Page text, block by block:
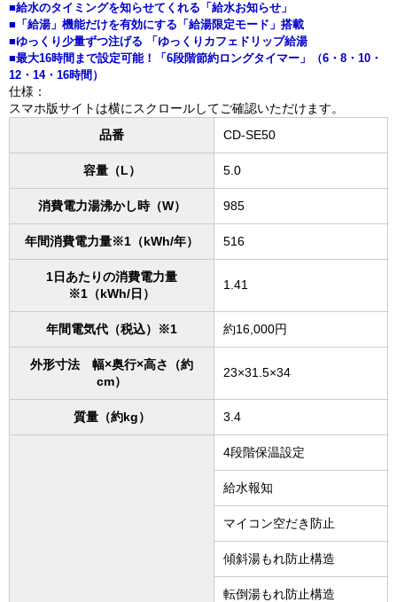
■給水のタイミングを知らせてくれる「給水お知らせ」
■「給湯」機能だけを有効にする「給湯限定モード」搭載
■ゆっくり少量ずつ注げる 「ゆっくりカフェドリップ給湯
■最大16時間まで設定可能！「6段階節約ロングタイマー」（6・8・10・
12・14・16時間）
仕様：
スマホ版サイトは横にスクロールしてご確認いただけます。
品番
CD-SE50
容量（L） 5.0
消費電力湯沸かし時（W） 985
年間消費電力量※1（kWh/年） 516
1日あたりの消費電力量
※1（kWh/日）
1.41
年間電気代（税込）※1 約16,000円
外形寸法 幅×奥行×高さ（約
cm）
23×31.5×34
質量（約kg） 3.4
4段階保温設定
給水報知
マイコン空だき防止
傾斜湯もれ防止構造
転倒湯もれ防止構造